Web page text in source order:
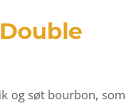
og søt bourbon, som